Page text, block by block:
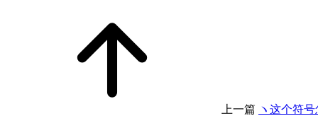
上一篇 ヽ这个符